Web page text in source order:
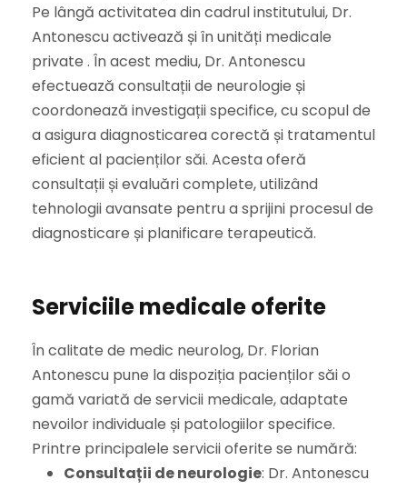
Pe lângă activitatea din cadrul institutului, Dr.
Antonescu activează și în unități medicale
private . În acest mediu, Dr. Antonescu
efectuează consultații de neurologie și
coordonează investigații specifice, cu scopul de
a asigura diagnosticarea corectă și tratamentul
eficient al pacienților săi. Acesta oferă
consultații și evaluări complete, utilizând
tehnologii avansate pentru a sprijini procesul de
diagnosticare și planificare terapeutică.
Serviciile medicale oferite
În calitate de medic neurolog, Dr. Florian
Antonescu pune la dispoziția pacienților săi o
gamă variată de servicii medicale, adaptate
nevoilor individuale și patologiilor specifice.
Printre principalele servicii oferite se numără:
Consultații de neurologie: Dr. Antonescu